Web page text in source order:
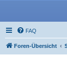
FAQ
Foren-Übersicht